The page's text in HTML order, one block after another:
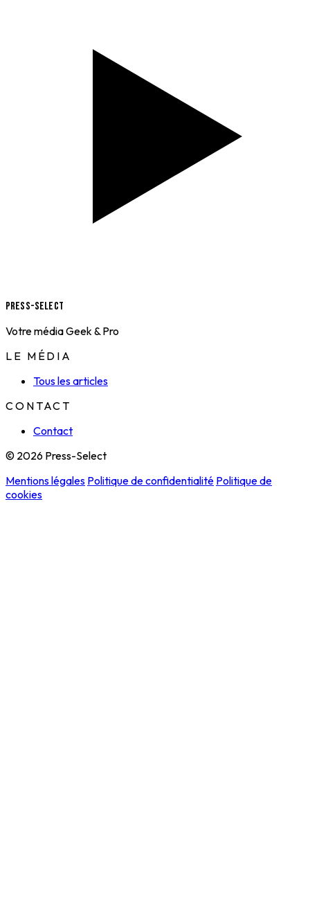
Press-Select
Votre média Geek & Pro
LE MÉDIA
Tous les articles
CONTACT
Contact
© 2026 Press-Select
Mentions légales Politique de confidentialité Politique de
cookies